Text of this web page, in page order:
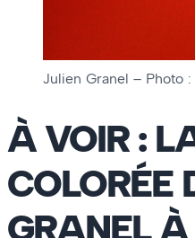
Julien Granel – Photo
À VOIR :
COLORÉE
GRANEL À